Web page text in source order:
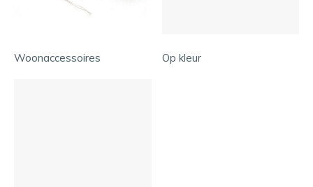
Woonaccessoires Op kleur